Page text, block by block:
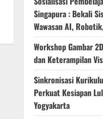
Singapura : Bekali
Wawasan AI,
Workshop Gambar
dan Keterampilan
Sinkronisasi
Perkuat Kesiapan
Yogyakarta